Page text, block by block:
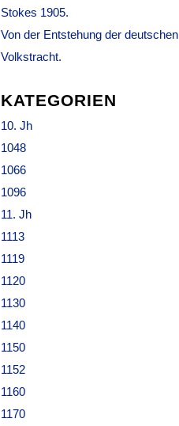
Stokes 1905.
Von der Entstehung der deutschen
Volkstracht.
KATEGORIEN
10. Jh
1048
1066
1096
11. Jh
1113
1119
1120
1130
1140
1150
1152
1160
1170